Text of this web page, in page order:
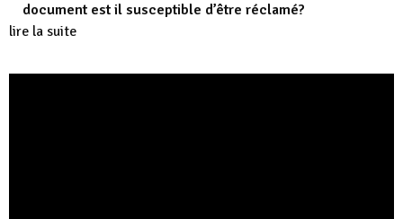
document est il susceptible d’être réclamé?
lire la suite